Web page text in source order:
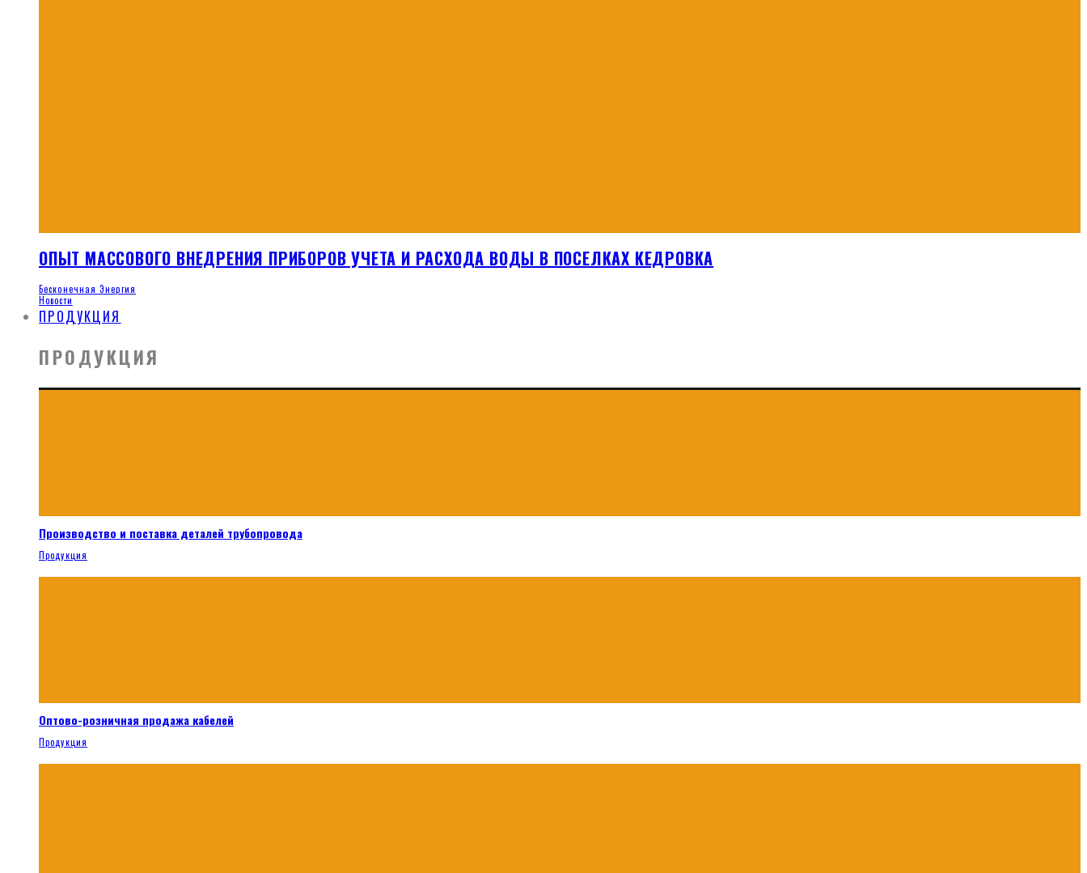
ОПЫТ МАССОВОГО ВНЕДРЕНИЯ ПРИБОРОВ УЧЕТА И РАСХОДА ВОДЫ В ПОСЕЛКАХ КЕДРОВКА
Бесконечная Энергия
Новости
ПРОДУКЦИЯ
ПРОДУКЦИЯ
Производство и поставка деталей трубопровода
Продукция
Оптово-розничная продажа кабелей
Продукция